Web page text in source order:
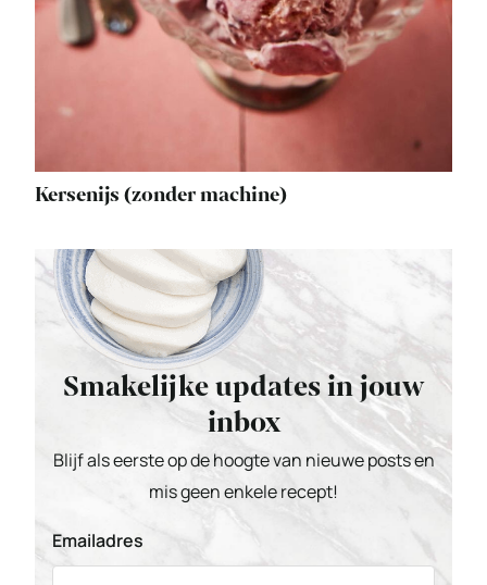
Kersenijs (zonder machine)
Smakelijke updates in jouw
inbox
Blijf als eerste op de hoogte van nieuwe posts en
mis geen enkele recept!
Emailadres